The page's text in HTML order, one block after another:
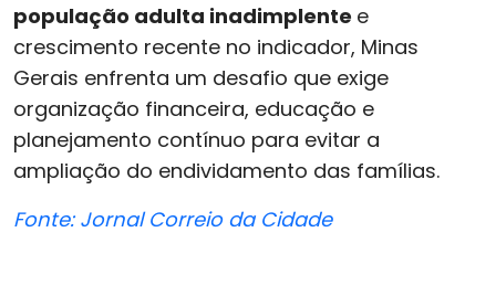
população adulta inadimplente e
crescimento recente no indicador, Minas
Gerais enfrenta um desafio que exige
organização financeira, educação e
planejamento contínuo para evitar a
ampliação do endividamento das famílias.
Fonte: Jornal Correio da Cidade